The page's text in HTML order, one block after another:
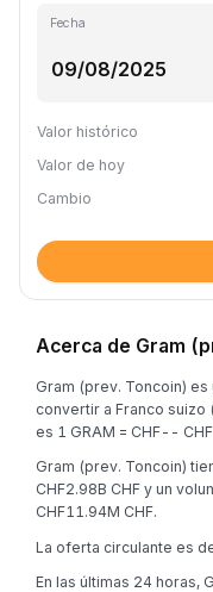
Fecha
Valor histórico
Valor de hoy
Cambio
Acerca de Gram
Gram (prev. Toncoin)
convertir a Franco suizo
es 1 GRAM = CHF--
Gram (prev. Toncoin)
CHF2.98B CHF y un
CHF11.94M CHF.
La oferta circulante es
En las últimas 24 horas,